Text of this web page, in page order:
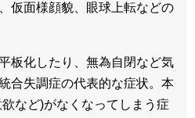
仮面様顔貌、眼球上転などの
板化したり、無為自閉など気
合失調症の代表的な症状。本
など)がなくなってしまう症